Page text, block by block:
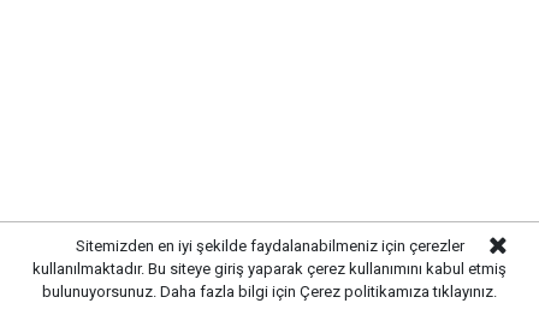
Sitemizden en iyi şekilde faydalanabilmeniz için çerezler
kullanılmaktadır. Bu siteye giriş yaparak çerez kullanımını kabul etmiş
bulunuyorsunuz. Daha fazla bilgi için Çerez politikamıza tıklayınız.